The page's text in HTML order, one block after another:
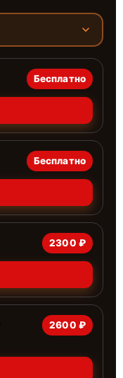
Бесплатно
Бесплатно
2300 ₽
2600 ₽